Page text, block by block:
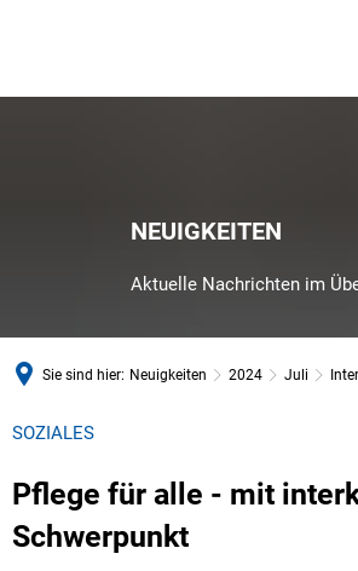
NEUIGKEITEN
Aktuelle Nachrichten im
Sie sind hier: Neuigkeiten 2024 Juli
SOZIALES
Pflege für alle - mit
Schwerpunkt